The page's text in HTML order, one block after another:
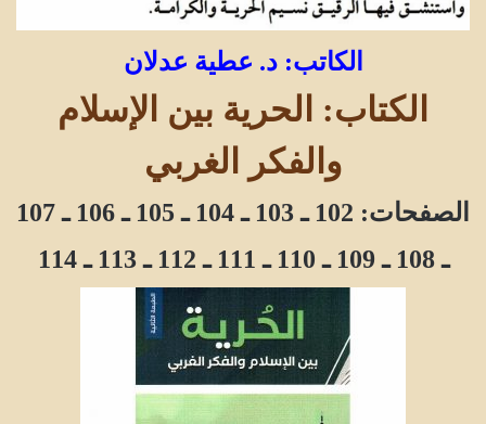
الكاتب: د. عطية عدلان
الكتاب: الحرية بين الإسلام
والفكر الغربي
الصفحات: 102 ـ 103 ـ 104 ـ 105 ـ 106 ـ 107
ـ 108 ـ 109 ـ 110 ـ 111 ـ 112 ـ 113 ـ 114